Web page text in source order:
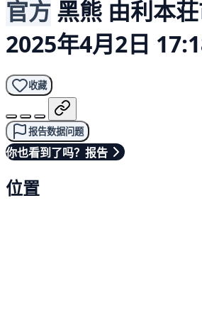
官方 黑熊 由利本
2025年4月2日
收藏
报告数据问题
你也看到了吗？报告
位置